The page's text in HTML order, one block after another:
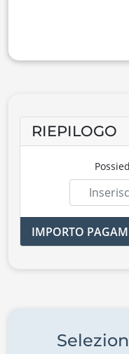
RIEPILOGO
IMPORTO